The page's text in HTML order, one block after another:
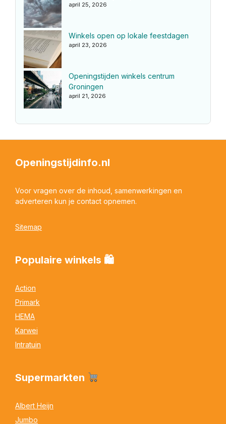
april 25, 2026
Winkels open op lokale feestdagen
april 23, 2026
Openingstijden winkels centrum
Groningen
april 21, 2026
Openingstijdinfo.nl
Voor vragen over de inhoud, samenwerkingen en
adverteren kun je contact opnemen.
Sitemap
Populaire winkels 🛍
Action
Primark
HEMA
Karwei
Intratuin
Supermarkten
Albert Heijn
Jumbo